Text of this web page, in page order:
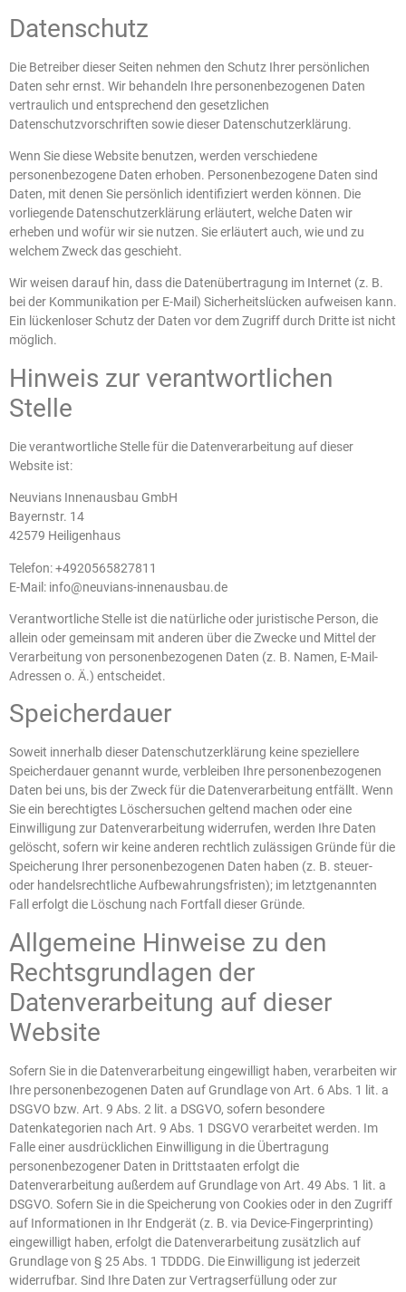
Datenschutz
Die Betreiber dieser Seiten nehmen den Schutz Ihrer persönlichen
Daten sehr ernst. Wir behandeln Ihre personenbezogenen Daten
vertraulich und entsprechend den gesetzlichen
Datenschutzvorschriften sowie dieser Datenschutzerklärung.
Wenn Sie diese Website benutzen, werden verschiedene
personenbezogene Daten erhoben. Personenbezogene Daten sind
Daten, mit denen Sie persönlich identifiziert werden können. Die
vorliegende Datenschutzerklärung erläutert, welche Daten wir
erheben und wofür wir sie nutzen. Sie erläutert auch, wie und zu
welchem Zweck das geschieht.
Wir weisen darauf hin, dass die Datenübertragung im Internet (z. B.
bei der Kommunikation per E-Mail) Sicherheitslücken aufweisen kann.
Ein lückenloser Schutz der Daten vor dem Zugriff durch Dritte ist nicht
möglich.
Hinweis zur verantwortlichen
Stelle
Die verantwortliche Stelle für die Datenverarbeitung auf dieser
Website ist:
Neuvians Innenausbau GmbH
Bayernstr. 14
42579 Heiligenhaus
Telefon: +4920565827811
E-Mail: info@neuvians-innenausbau.de
Verantwortliche Stelle ist die natürliche oder juristische Person, die
allein oder gemeinsam mit anderen über die Zwecke und Mittel der
Verarbeitung von personenbezogenen Daten (z. B. Namen, E-Mail-
Adressen o. Ä.) entscheidet.
Speicherdauer
Soweit innerhalb dieser Datenschutzerklärung keine speziellere
Speicherdauer genannt wurde, verbleiben Ihre personenbezogenen
Daten bei uns, bis der Zweck für die Datenverarbeitung entfällt. Wenn
Sie ein berechtigtes Löschersuchen geltend machen oder eine
Einwilligung zur Datenverarbeitung widerrufen, werden Ihre Daten
gelöscht, sofern wir keine anderen rechtlich zulässigen Gründe für die
Speicherung Ihrer personenbezogenen Daten haben (z. B. steuer-
oder handelsrechtliche Aufbewahrungsfristen); im letztgenannten
Fall erfolgt die Löschung nach Fortfall dieser Gründe.
Allgemeine Hinweise zu den
Rechtsgrundlagen der
Datenverarbeitung auf dieser
Website
Sofern Sie in die Datenverarbeitung eingewilligt haben, verarbeiten wir
Ihre personenbezogenen Daten auf Grundlage von Art. 6 Abs. 1 lit. a
DSGVO bzw. Art. 9 Abs. 2 lit. a DSGVO, sofern besondere
Datenkategorien nach Art. 9 Abs. 1 DSGVO verarbeitet werden. Im
Falle einer ausdrücklichen Einwilligung in die Übertragung
personenbezogener Daten in Drittstaaten erfolgt die
Datenverarbeitung außerdem auf Grundlage von Art. 49 Abs. 1 lit. a
DSGVO. Sofern Sie in die Speicherung von Cookies oder in den Zugriff
auf Informationen in Ihr Endgerät (z. B. via Device-Fingerprinting)
eingewilligt haben, erfolgt die Datenverarbeitung zusätzlich auf
Grundlage von § 25 Abs. 1 TDDDG. Die Einwilligung ist jederzeit
widerrufbar. Sind Ihre Daten zur Vertragserfüllung oder zur